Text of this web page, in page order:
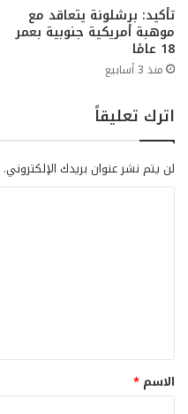
تأكيد: برشلونة يتعاقد مع
موهبة أمريكية جنوبية بعمر
18 عامًا
منذ 3 أسابيع
اترك تعليقاً
لن يتم نشر عنوان بريدك الإلكتروني.
ق
*
الاسم *